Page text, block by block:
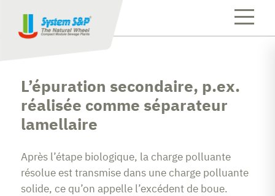
L’épuration secondaire, p.ex.
réalisée comme séparateur
lamellaire
Après l’étape biologique, la charge polluante
résolue est transmise dans une charge polluante
solide, ce qu’on appelle l’excédent de boue.